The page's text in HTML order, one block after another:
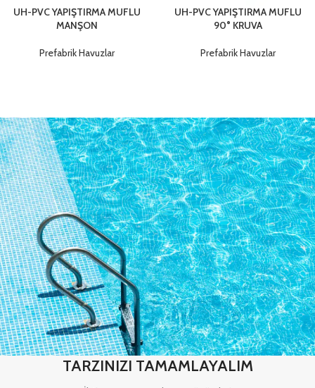
UH-PVC YAPIŞTIRMA MUFLU
MANŞON
Prefabrik Havuzlar
UH-PVC YAPIŞTIRMA MUFLU
90° KRUVA
Prefabrik Havuzlar
TARZINIZI TAMAMLAYALIM